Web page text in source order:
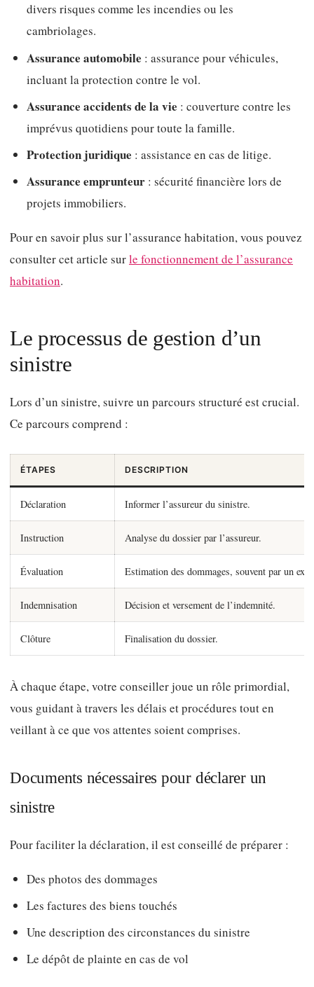
divers risques comme les incendies ou les
cambriolages.
Assurance automobile : assurance pour véhicules,
incluant la protection contre le vol.
Assurance accidents de la vie : couverture contre les
imprévus quotidiens pour toute la famille.
Protection juridique : assistance en cas de litige.
Assurance emprunteur : sécurité financière lors de
projets immobiliers.
Pour en savoir plus sur l’assurance habitation, vous pouvez
consulter cet article surle fonctionnement de l’assurance
habitation.
Le processus de gestion d’un
sinistre
Lors d’un sinistre, suivre un parcours structuré est crucial.
Ce parcours comprend :
ÉTAPES DESCRIPTION
Déclaration Informer l’assureur du sinistre.
Instruction Analyse du dossier par l’assureur.
Évaluation Estimation des dommages, souvent par un
Indemnisation Décision et versement de l’indemnité.
Clôture Finalisation du dossier.
À chaque étape, votre conseiller joue un rôle primordial,
vous guidant à travers les délais et procédures tout en
veillant à ce que vos attentes soient comprises.
Documents nécessaires pour déclarer un
sinistre
Pour faciliter la déclaration, il est conseillé de préparer :
Des photos des dommages
Les factures des biens touchés
Une description des circonstances du sinistre
Le dépôt de plainte en cas de vol